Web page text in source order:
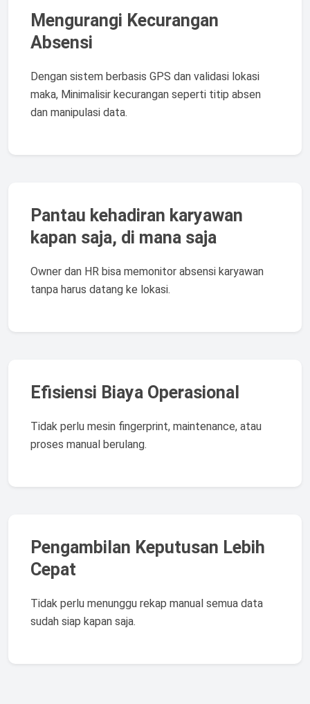
Mengurangi Kecurangan
Absensi
Dengan sistem berbasis GPS dan validasi lokasi
maka, Minimalisir kecurangan seperti titip absen
dan manipulasi data.
Pantau kehadiran karyawan
kapan saja, di mana saja
Owner dan HR bisa memonitor absensi karyawan
tanpa harus datang ke lokasi.
Efisiensi Biaya Operasional
Tidak perlu mesin fingerprint, maintenance, atau
proses manual berulang.
Pengambilan Keputusan Lebih
Cepat
Tidak perlu menunggu rekap manual semua data
sudah siap kapan saja.